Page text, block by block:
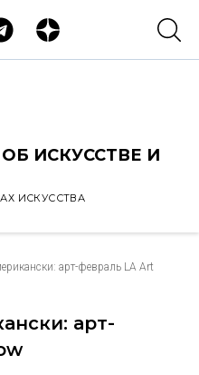
ИСКУССТВЕ И
ИСКУССТВА
арт-февраль LA Art
арт-